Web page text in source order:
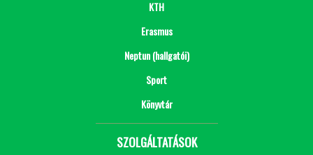
KTH
Erasmus
Neptun (hallgatói)
Sport
Könyvtár
SZOLGÁLTATÁSOK